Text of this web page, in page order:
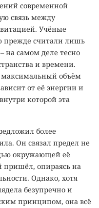
современной
связь между
Учёные
прежде считали лишь
на самом деле тесно
и времени.
максимальный объём
от её энергии и
которой эта
более
Он связал предел не
окружающей её
пришёл, опираясь на
Однако, хотя
безупречно и
принципом, она всё